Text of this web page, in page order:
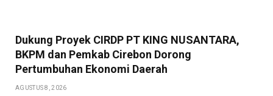
Dukung Proyek CIRDP PT KING NUSANTARA,
BKPM dan Pemkab Cirebon Dorong
Pertumbuhan Ekonomi Daerah
AGUSTUS 8, 2026